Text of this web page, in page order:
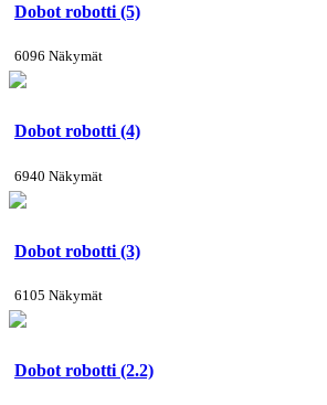
Dobot robotti (5)
6096 Näkymät
Dobot robotti (4)
6940 Näkymät
Dobot robotti (3)
6105 Näkymät
Dobot robotti (2.2)